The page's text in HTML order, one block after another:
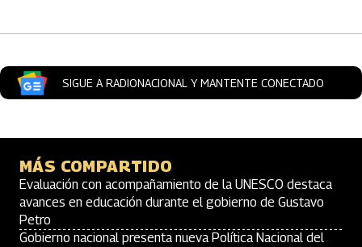
SIGUE A RADIONACIONAL Y MANTENTE CONECTADO
MÁS COMPARTIDO
Evaluación con acompañamiento de la UNESCO destaca
avances en educación durante el gobierno de Gustavo
Petro
Gobierno nacional presenta nueva Política Nacional del